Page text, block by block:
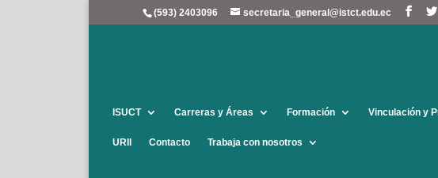
(593) 2403096 secretaria_general@istct.edu.ec
ISUCT Carreras y Áreas Formación Vinculación y
URII Contacto Trabaja con nosotros